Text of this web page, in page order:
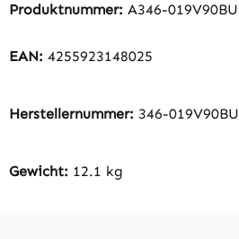
Produktnummer: A346-019V90BU
EAN: 4255923148025
Herstellernummer: 346-019V90BU
Gewicht: 12.1 kg